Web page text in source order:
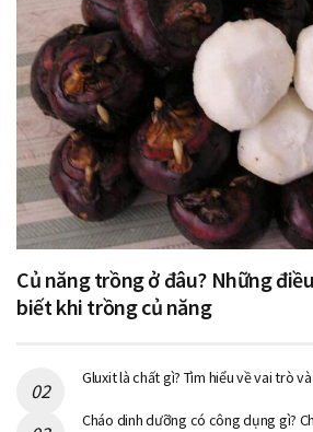
Củ năng trồng ở đâu? Những
biết khi trồng củ năng
Gluxit là chất gì? Tìm hiểu về vai trò
Cháo dinh dưỡng có công dụng gì?